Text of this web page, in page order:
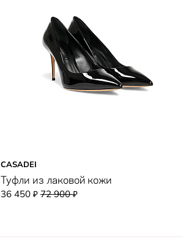
CASADEI
Туфли из лаковой кожи
36 450 ₽ 72 900₽